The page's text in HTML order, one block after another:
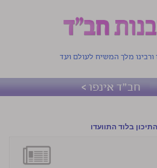
ורבינו מלך המשיח לעולם ועד
חב"ד אינפו >
בלוד התוועדו